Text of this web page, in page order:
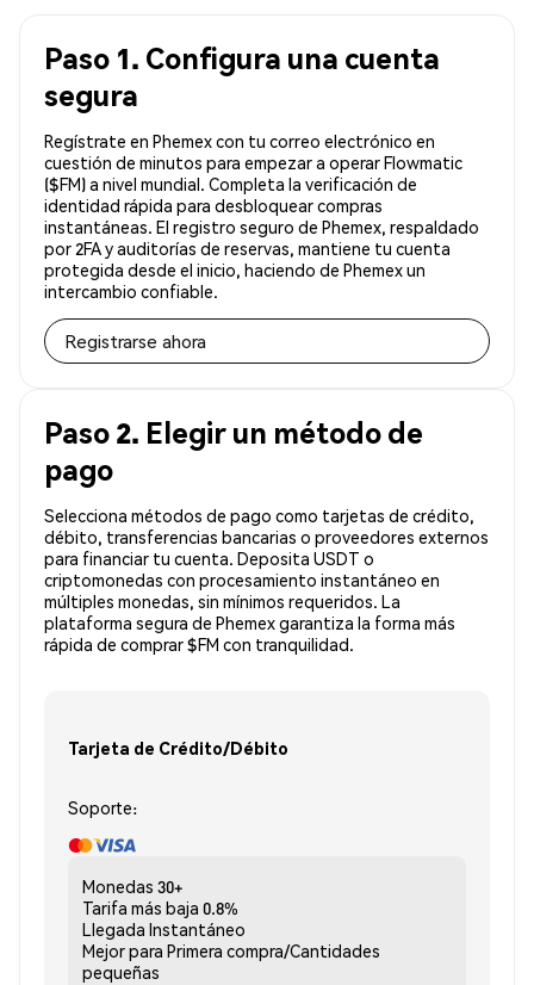
Paso 1. Configura una cuenta
segura
Regístrate en Phemex con tu correo electrónico en
cuestión de minutos para empezar a operar Flowmatic
($FM) a nivel mundial. Completa la verificación de
identidad rápida para desbloquear compras
instantáneas. El registro seguro de Phemex, respaldado
por 2FA y auditorías de reservas, mantiene tu cuenta
protegida desde el inicio, haciendo de Phemex un
intercambio confiable.
Registrarse ahora
Paso 2. Elegir un método de
pago
Selecciona métodos de pago como tarjetas de crédito,
débito, transferencias bancarias o proveedores externos
para financiar tu cuenta. Deposita USDT o
criptomonedas con procesamiento instantáneo en
múltiples monedas, sin mínimos requeridos. La
plataforma segura de Phemex garantiza la forma más
rápida de comprar $FM con tranquilidad.
Tarjeta de Crédito/Débito
Soporte:
Monedas 30+
Tarifa más baja 0.8%
Llegada Instantáneo
Mejor para Primera compra/Cantidades
pequeñas